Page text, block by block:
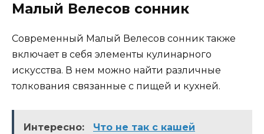
Малый Велесов сонник
Современный Малый Велесов сонник также
включает в себя элементы кулинарного
искусства. В нем можно найти различные
толкования связанные с пищей и кухней.
Интересно:
Что не так с кашей